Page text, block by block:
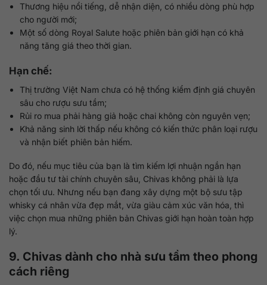
Thương hiệu nổi tiếng, dễ nhận diện, có nhiều dòng phù hợp
cho người mới;
Một số dòng Royal Salute hoặc phiên bản giới hạn có khả
năng tăng giá theo thời gian.
Hạn chế:
Thị trường Việt Nam chưa có hệ thống kiểm định giá chuyên
sâu cho rượu sưu tầm;
Rủi ro mua phải hàng giả hoặc chai không còn nguyên vẹn;
Khả năng sinh lời thấp nếu không có kiến thức phân loại rượu
và nhận biết phiên bản hiếm.
Do đó, nếu mục tiêu của bạn là tìm kiếm lợi nhuận ngắn hạn
hoặc đầu tư tài chính chuyên sâu, Chivas không phải là lựa
chọn tối ưu. Nhưng nếu bạn đang xây dựng một bộ sưu tập
whisky cá nhân vừa đẹp mắt, vừa giàu cảm xúc văn hóa, thì
việc chọn mua những phiên bản Chivas giới hạn hoàn toàn hợp
lý.
9. Chivas dành cho nhà sưu tầm theo phong
cách riêng